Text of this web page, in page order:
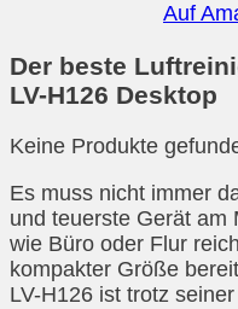
Auf
Der beste
LV-H126 Desktop
Keine Produkte
Es muss nicht immer
und teuerste Gerät am
wie Büro oder Flur
kompakter Größe
LV-H126 ist trotz